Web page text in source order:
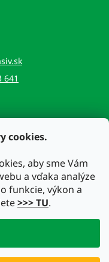
cookies.
aby sme Vám
a vďaka analýze
funkcie, výkon a
>>> TU.
641
platby